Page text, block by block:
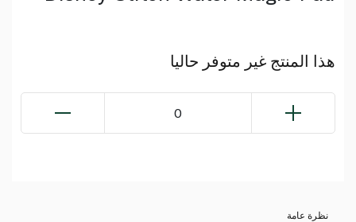
هذا المنتج غير متوفر حاليا
0
نظرة عامة